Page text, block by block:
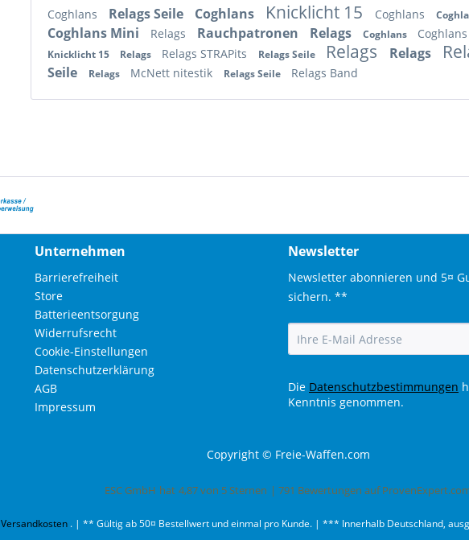
Coghlans Relags Seile Coghlans Knicklicht 15 Coghlans
Coghlans Mini Relags Rauchpatronen Relags Coghlans Coghlans
Knicklicht 15 Relags Relags STRAPits Relags Seile Relags Relags
Seile
Relags McNett nitestik Relags Seile Relags Band
Unternehmen
Barrierefreiheit
Store
Batterieentsorgung
Widerrufsrecht
Cookie-Einstellungen
Datenschutzerklärung
AGB
Impressum
Newsletter
Newsletter abonnieren und 5¤
sichern. **
Die Datenschutzbestimmungen
Kenntnis genommen.
Copyright © Freie-Waffen.com
ESC GmbH hat 4,87von 5Sternen | 791 Bewertungen auf
Versandkosten . | ** Gültig ab 50¤ Bestellwert und einmal pro Kunde. | *** Innerhalb Deutschland,